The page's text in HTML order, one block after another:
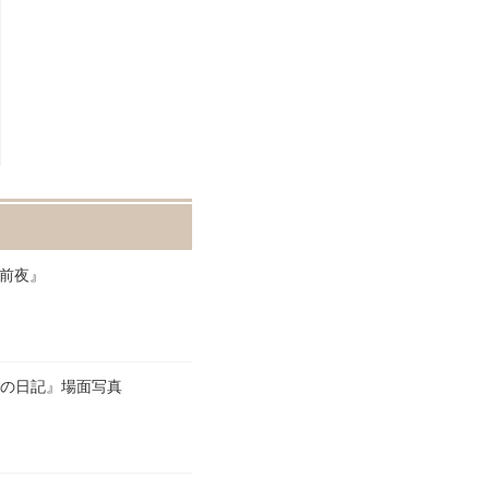
夜』
日記』場面写真